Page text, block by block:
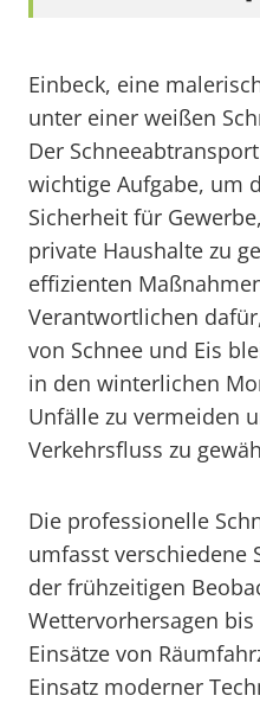
Einbeck, eine
unter einer weißen
Der
wichtige Aufgabe, um
Sicherheit für
private Haushalte zu
effizienten
Verantwortlichen
von Schnee und Eis
in den winterlichen
Unfälle zu vermeiden
Verkehrsfluss zu
Die professionelle
umfasst verschiedene
der frühzeitigen
Wettervorhersagen
Einsätze von
Einsatz moderner